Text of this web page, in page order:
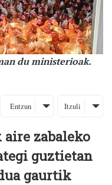
du ministerioak.
Entzun Itzuli
aire zabaleko
guztietan
gaurtik